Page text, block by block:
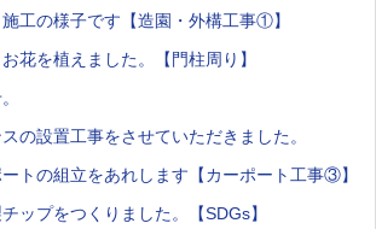
工の様子です【造園・外構工事①】
花を植えました。【門柱周り】
の設置工事をさせていただきました。
トの組立をあれします【カーポート工事③】
ップをつくりました。【SDGs】